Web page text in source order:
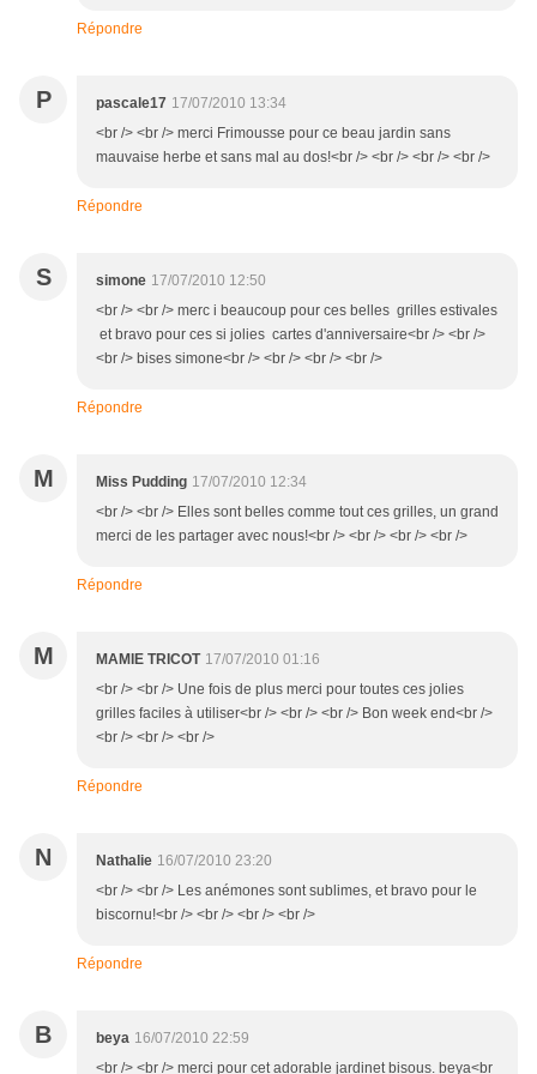
Répondre
P pascale17 17/07/2010 13:34
<br /> <br /> merci Frimousse pour ce beau jardin sans
mauvaise herbe et sans mal au dos!<br /> <br /> <br /> <br />
Répondre
S simone 17/07/2010 12:50
<br /> <br /> merc i beaucoup pour ces belles grilles estivales
et bravo pour ces si jolies cartes d'anniversaire<br /> <br />
<br /> bises simone<br /> <br /> <br /> <br />
Répondre
M Miss Pudding 17/07/2010 12:34
<br /> <br /> Elles sont belles comme tout ces grilles, un grand
merci de les partager avec nous!<br /> <br /> <br /> <br />
Répondre
M MAMIE TRICOT 17/07/2010 01:16
<br /> <br /> Une fois de plus merci pour toutes ces jolies
grilles faciles à utiliser<br /> <br /> <br /> Bon week end<br />
<br /> <br /> <br />
Répondre
N Nathalie 16/07/2010 23:20
<br /> <br /> Les anémones sont sublimes, et bravo pour le
biscornu!<br /> <br /> <br /> <br />
Répondre
B beya 16/07/2010 22:59
<br /> <br /> merci pour cet adorable jardinet bisous. beya<br